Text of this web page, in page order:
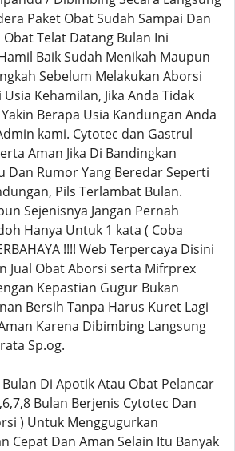
Paket Obat Sudah Sampai Dan
Telat Datang Bulan Ini
Baik Sudah Menikah Maupun
Sebelum Melakukan Aborsi
Kehamilan, Jika Anda Tidak
Berapa Usia Kandungan Anda
kami. Cytotec dan Gastrul
Aman Jika Di Bandingkan
Dan Rumor Yang Beredar Seperti
Pils Terlambat Bulan.
Sejenisnya Jangan Pernah
Hanya Untuk 1 kata ( Coba
!!!! Web Terpercaya Disini
Jual Obat Aborsi serta Mifrprex
Kepastian Gugur Bukan
Bersih Tanpa Harus Kuret Lagi
Karena Dibimbing Langsung
Sp.og.
Di Apotik Atau Obat Pelancar
Bulan Berjenis Cytotec Dan
) Untuk Menggugurkan
Cepat Dan Aman Selain Itu Banyak